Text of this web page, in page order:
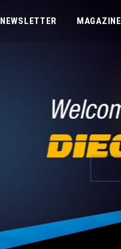
NEWSLETTER MAGAZINE